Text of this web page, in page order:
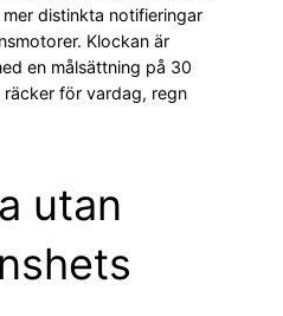
distinkta notifieringar
Klockan är
en målsättning på 30
räcker för vardag, regn
utan